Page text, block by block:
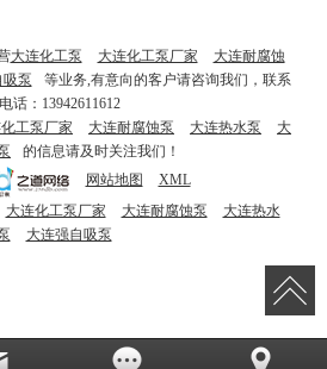
大连化工泵 大连化工泵厂家
大连耐腐蚀
吸泵
等业务,有意向的客户请咨询我们，联系
电话：13942611612
工泵厂家 大连耐腐蚀泵 大连热水泵
大
的信息请及时关注我们！
网站地图
XML
大连化工泵厂家 大连耐腐蚀泵
大连热水
大连强自吸泵